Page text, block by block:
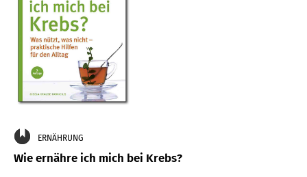
ERNÄHRUNG
Wie ernähre ich mich bei Krebs?